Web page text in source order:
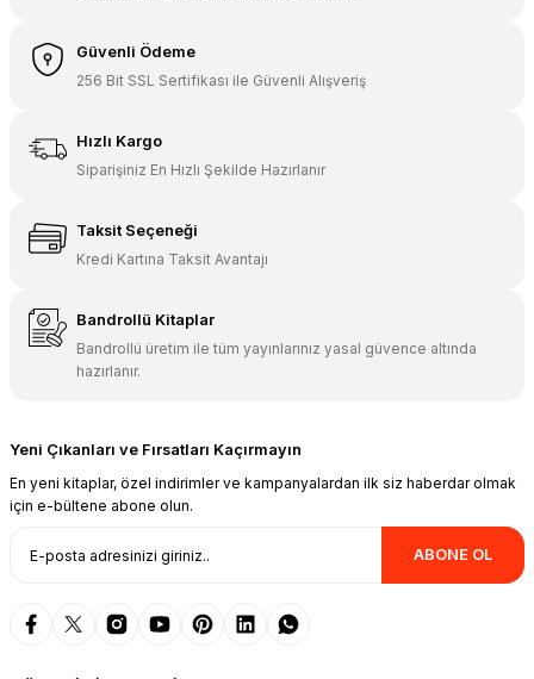
Güvenli Ödeme
256 Bit SSL Sertifikası ile Güvenli Alışveriş
Hızlı Kargo
Siparişiniz En Hızlı Şekilde Hazırlanır
Taksit Seçeneği
Kredi Kartına Taksit Avantajı
Bandrollü Kitaplar
Bandrollü üretim ile tüm yayınlarınız yasal güvence altında
hazırlanır.
Yeni Çıkanları ve Fırsatları Kaçırmayın
En yeni kitaplar, özel indirimler ve kampanyalardan ilk siz haberdar olmak
için e-bültene abone olun.
ABONE OL